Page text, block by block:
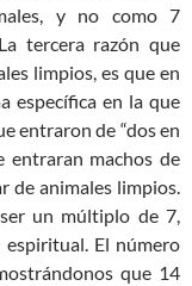
y no como 7
tercera razón que
limpios, es que en
específica en la que
entraron de “dos en
entraran machos de
de animales limpios.
un múltiplo de 7,
espiritual. El número
que 14